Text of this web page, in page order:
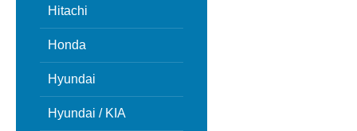
Hitachi
Honda
Hyundai
Hyundai / KIA